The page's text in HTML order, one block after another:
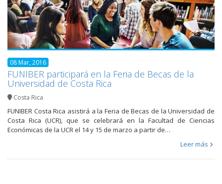
08 Mar, 2016
FUNIBER participará en la Feria de Becas de la
Universidad de Costa Rica
Costa Rica
FUNIBER Costa Rica asistirá a la Feria de Becas de la Universidad de
Costa Rica (UCR), que se celebrará en la Facultad de Ciencias
Económicas de la UCR el 14 y 15 de marzo a partir de…
Leer más